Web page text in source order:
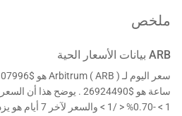
ملخص
ARB بيانات الأسعار الحية